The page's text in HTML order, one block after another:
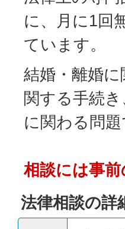
に、月に1回
ています。
結婚・離婚
関する手続
に関わる問
相談には事
法律相談の詳